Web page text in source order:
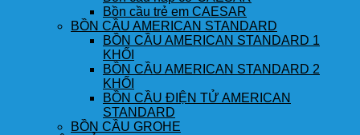
Bồn cầu trẻ em CAESAR
BỒN CẦU AMERICAN STANDARD
BỒN CẦU AMERICAN STANDARD 1
KHỐI
BỒN CẦU AMERICAN STANDARD 2
KHỐI
BỒN CẦU ĐIỆN TỬ AMERICAN
STANDARD
BỒN CẦU GROHE